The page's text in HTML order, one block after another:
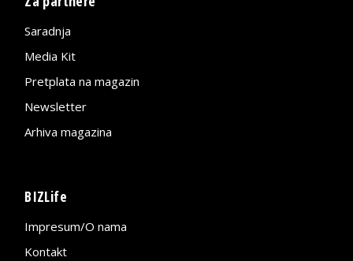
Saradnja
Media Kit
Pretplata na magazin
Newsletter
Arhiva magazina
BIZLife
Impresum/O nama
Kontakt